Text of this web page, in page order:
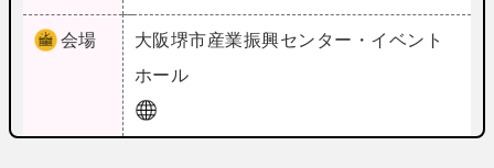
会場 大阪堺市産業振興センター・イベント
ホール